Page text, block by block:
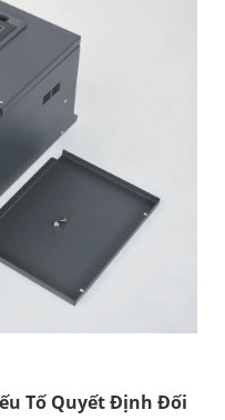
Tố Quyết Định Đối